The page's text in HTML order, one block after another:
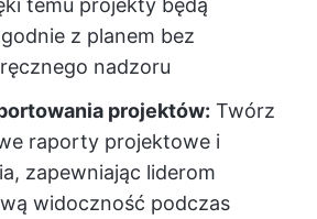
temu projekty będą
z planem bez
nadzoru
projektów: Twórz
raporty projektowe i
zapewniając liderom
widoczność podczas